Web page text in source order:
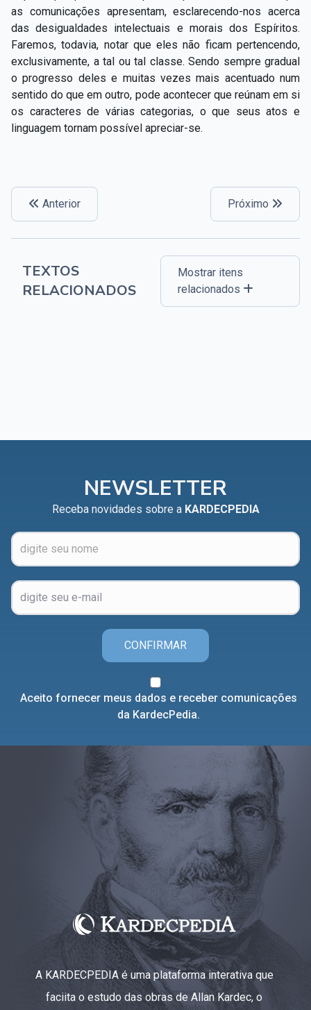
as comunicações apresentam, esclarecendo-nos acerca
das desigualdades intelectuais e morais dos Espíritos.
Faremos, todavia, notar que eles não ficam pertencendo,
exclusivamente, a tal ou tal classe. Sendo sempre gradual
o progresso deles e muitas vezes mais acentuado num
sentido do que em outro, pode acontecer que reúnam em si
os caracteres de várias categorias, o que seus atos e
linguagem tornam possível apreciar-se.
Anterior Próximo
TEXTOS
RELACIONADOS
Mostrar itens
relacionados
NEWSLETTER
Receba novidades sobre a KARDECPEDIA
CONFIRMAR
Aceito fornecer meus dados e receber comunicações
da KardecPedia.
A KARDECPEDIA é uma plataforma interativa que
faciita o estudo das obras de Allan Kardec, o